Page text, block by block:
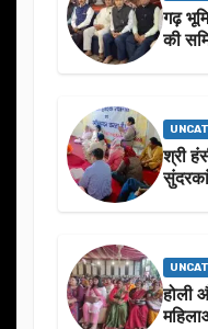
गढ़
की
श्री
होली